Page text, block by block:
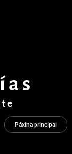
Páxina principal